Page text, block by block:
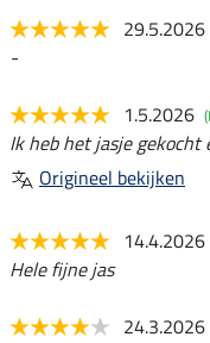
29.5.2026
-
1.5.2026
Ik heb het jasje gekocht
Origineel bekijken
14.4.2026
Hele fijne jas
24.3.2026